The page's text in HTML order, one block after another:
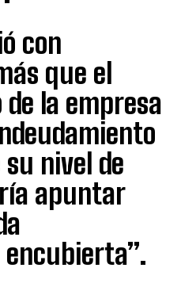
con
que el
la empresa
nivel de
apuntar